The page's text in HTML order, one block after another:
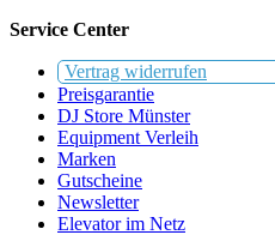
Service Center
Vertrag widerrufen
Preisgarantie
DJ Store Münster
Equipment Verleih
Marken
Gutscheine
Newsletter
Elevator im Netz